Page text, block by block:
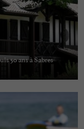
50 ans à Sabres